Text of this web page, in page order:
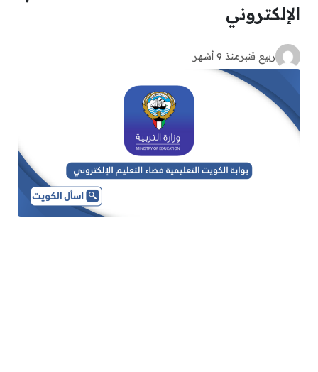
الإلكتروني
ربيع قنبرمنذ 9 أشهر